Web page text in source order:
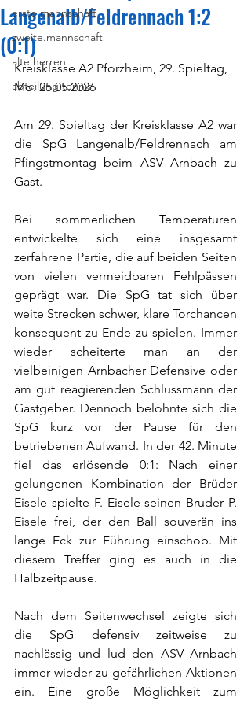
erste.mannschaft
zweite.mannschaft
alte.herren
abteilung.tennis
Langenalb/Feldrennach 1:2
(0:1)
Kreisklasse A2 Pforzheim, 29. Spieltag,
Mo. 25.05.2026
Am 29. Spieltag der Kreisklasse A2 war
die SpG Langenalb/Feldrennach am
Pfingstmontag beim ASV Arnbach zu
Gast.
Bei sommerlichen Temperaturen
entwickelte sich eine insgesamt
zerfahrene Partie, die auf beiden Seiten
von vielen vermeidbaren Fehlpässen
geprägt war. Die SpG tat sich über
weite Strecken schwer, klare Torchancen
konsequent zu Ende zu spielen. Immer
wieder scheiterte man an der
vielbeinigen Arnbacher Defensive oder
am gut reagierenden Schlussmann der
Gastgeber. Dennoch belohnte sich die
SpG kurz vor der Pause für den
betriebenen Aufwand. In der 42. Minute
fiel das erlösende 0:1: Nach einer
gelungenen Kombination der Brüder
Eisele spielte F. Eisele seinen Bruder P.
Eisele frei, der den Ball souverän ins
lange Eck zur Führung einschob. Mit
diesem Treffer ging es auch in die
Halbzeitpause.
Nach dem Seitenwechsel zeigte sich
die SpG defensiv zeitweise zu
nachlässig und lud den ASV Arnbach
immer wieder zu gefährlichen Aktionen
ein. Eine große Möglichkeit zum